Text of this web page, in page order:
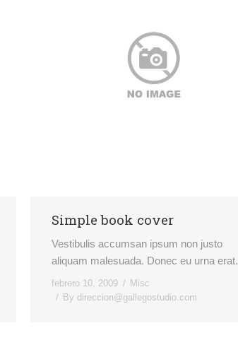
Simple book cover
Vestibulis accumsan ipsum non justo
aliquam malesuada. Donec eu urna erat.
febrero 10, 2009
Misc
By direccion@gallegostudio.com